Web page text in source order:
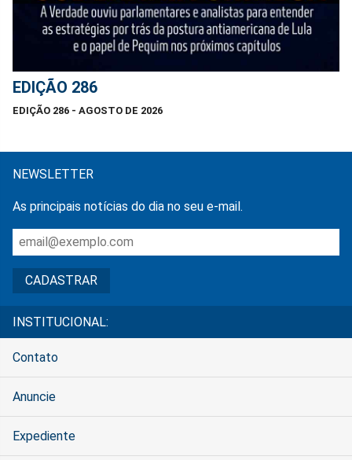
EDIÇÃO 286
EDIÇÃO 286 - AGOSTO DE 2026
NEWSLETTER
As principais notícias do dia no seu e-mail.
INSTITUCIONAL:
Contato
Anuncie
Expediente